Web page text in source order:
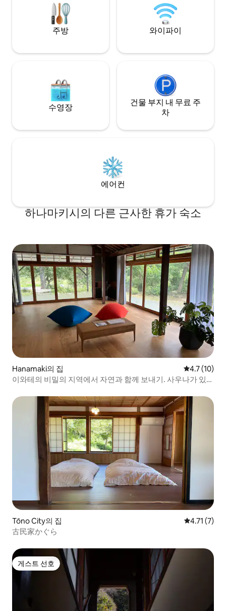
가옥을 재건축했으며 건물 면적은 약
165m²입니다.일본의 전통적인 아름다움과
현대적인 편안함을 결합한 럭셔리 호텔 스
타일의 인테리어와 편의시설을 제공합니
도 매력의 하나입니다. 이 지역에서는 독특
냄비와 프라이팬)가 있습니다.사계절의 목
가적인 풍경에 둘러싸여 이 동네에서 인기
있는 마에사와 소고기를 맛보는 시간은 이
곳에서만 누릴 수 있는 사치입니다. 원하시
니다. 3박 이상 숙박하는 게스트에게는 현
별빛이 더욱 아름답
에는 데크 주변이
변의 칠흑 같은 어
하고 거의 마법 같
며 시간을 보내는
여 일상에서 벗어
니다. 이 밖에도 별빛 아래에서 즐길 수 있는
야외 통 사우나를
'다시 연결되는' 시
욱 특별한 경험이 되었습
과 별들로 가득한
주방 와이파이
수영장
건물 부지 내 무료 주
차
에어컨
하나마키시의 다른 근사한 휴가 숙소
Hanamaki의 집 평점 4.7점
4.7 (10)
이와테의 비밀의 지역에서 자연과 함께 보내기. 사우나가 있는
Tōno City의 집 평점 4.71점
4.71 (7)
古民家かぐら
게스트 선호
게스트 선호